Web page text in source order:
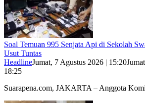
Soal Temuan 995 Senjata Api di Sekolah
Usut Tuntas
HeadlineJumat, 7 Agustus 2026 | 15:20
18:25
Suarapena.com, JAKARTA – Anggota